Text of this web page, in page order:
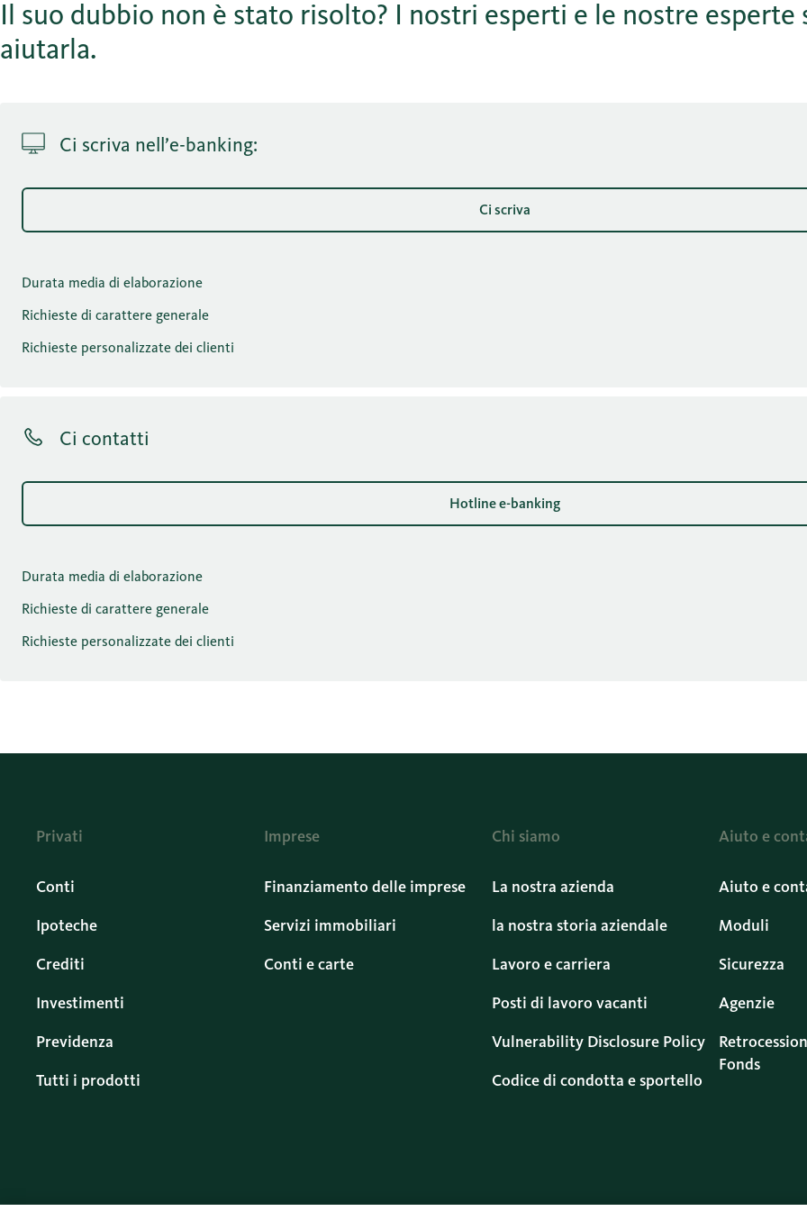
Il suo dubbio non è stato risolto? I nostri esperti e le nostre
aiutarla.
Ci scriva nell’e-banking:
Ci scriva
Durata media di elaborazione
Richieste di carattere generale
Richieste personalizzate dei clienti
Ci contatti
Hotline e-banking
Durata media di elaborazione
Richieste di carattere generale
Richieste personalizzate dei clienti
Privati
Conti
Ipoteche
Crediti
Investimenti
Previdenza
Tutti i prodotti
Imprese
Finanziamento delle imprese
Servizi immobiliari
Conti e carte
Chi siamo
La nostra azienda
la nostra storia aziendale
Lavoro e carriera
Posti di lavoro vacanti
Vulnerability Disclosure Policy
Codice di condotta e sportello
Aiuto e
Aiuto e
Moduli
Sicurezza
Agenzie
Fonds